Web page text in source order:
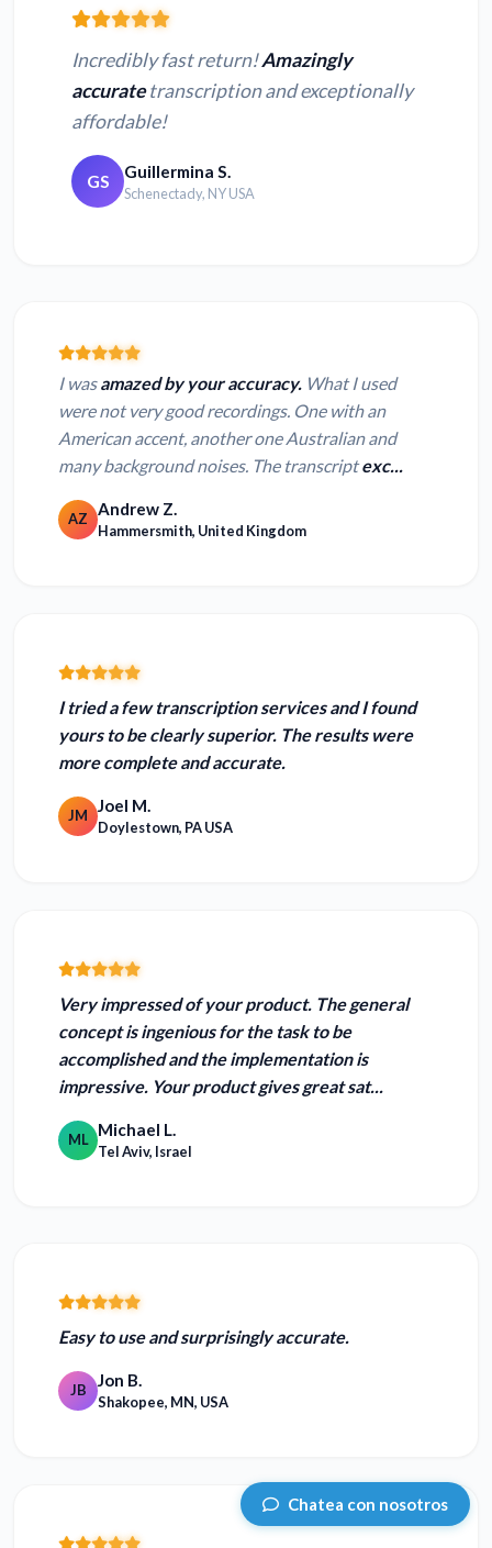
Incredibly fast return!Amazingly
accuratetranscription and exceptionally
affordable!
GS Guillermina S.
Schenectady, NY USA
I wasamazed by your accuracy. What I used
were not very good recordings. One with an
American accent, another one Australian and
many background noises. The transcriptexc...
AZ Andrew Z.
Hammersmith, United Kingdom
I tried a few transcription services and I found
yours to beclearly superior. The results were
more complete and accurate.
JM Joel M.
Doylestown, PA USA
Very impressed of your product. The general
concept isingeniousfor the task to be
accomplished and the implementation is
impressive. Your product gives great sat...
ML Michael L.
Tel Aviv, Israel
Easy to use andsurprisingly accurate.
JB Jon B.
Shakopee, MN, USA
Chatea con nosotros